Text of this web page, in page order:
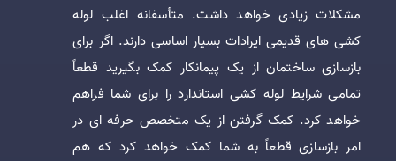
مشکلات زیادی خواهد داشت. متأسفانه اغلب لوله
کشی های قدیمی ایرادات بسیار اساسی دارند. اگر برای
بازسازی ساختمان از یک پیمانکار کمک بگیرید قطعاً
تمامی شرایط لوله کشی استاندارد را برای شما فراهم
خواهد کرد. کمک گرفتن از یک متخصص حرفه ای در
امر بازسازی قطعاً به شما کمک خواهد کرد که هم